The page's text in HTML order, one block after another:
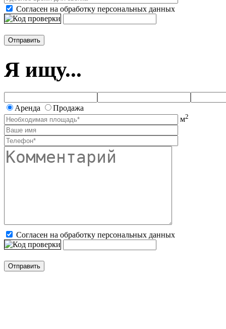
Согласен на обработку персональных данных
Я ищу...
Аренда
Продажа
м2
Согласен на обработку персональных данных